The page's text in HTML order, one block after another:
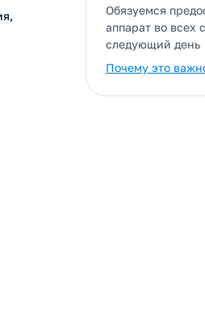
Обязуемся
аппарат во всех
следующий день
Почему это